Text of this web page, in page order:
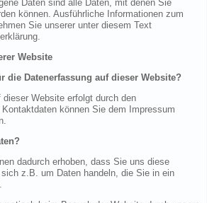
Daten sind alle Daten, mit denen Sie
können. Ausführliche Informationen zum
Sie unserer unter diesem Text
Website
die Datenerfassung auf dieser Website?
dieser Website erfolgt durch den
können Sie dem Impressum
dadurch erhoben, dass Sie uns diese
z.B. um Daten handeln, die Sie in ein